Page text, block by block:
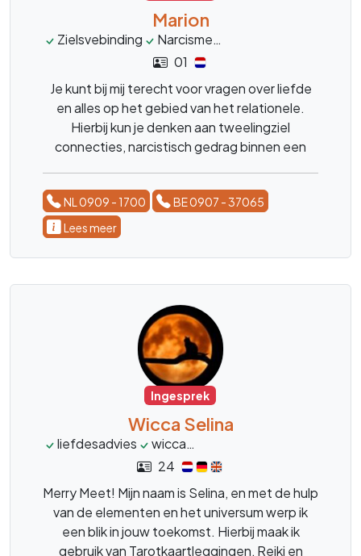
Marion
Zielsvebinding Narcisme
01
Je kunt bij mij terecht voor vragen over liefde
en alles op het gebied van het relationele.
Hierbij kun je denken aan tweelingziel
connecties, narcistisch gedrag binnen een
NL 0909 - 1700
BE 0907 - 37065
Lees meer
Ingesprek
Wicca Selina
liefdesadvies wicca
24
Merry Meet! Mijn naam is Selina, en met de hulp
van de elementen en het universum werp ik
een blik in jouw toekomst. Hierbij maak ik
gebruik van Tarotkaartleggingen, Reiki en